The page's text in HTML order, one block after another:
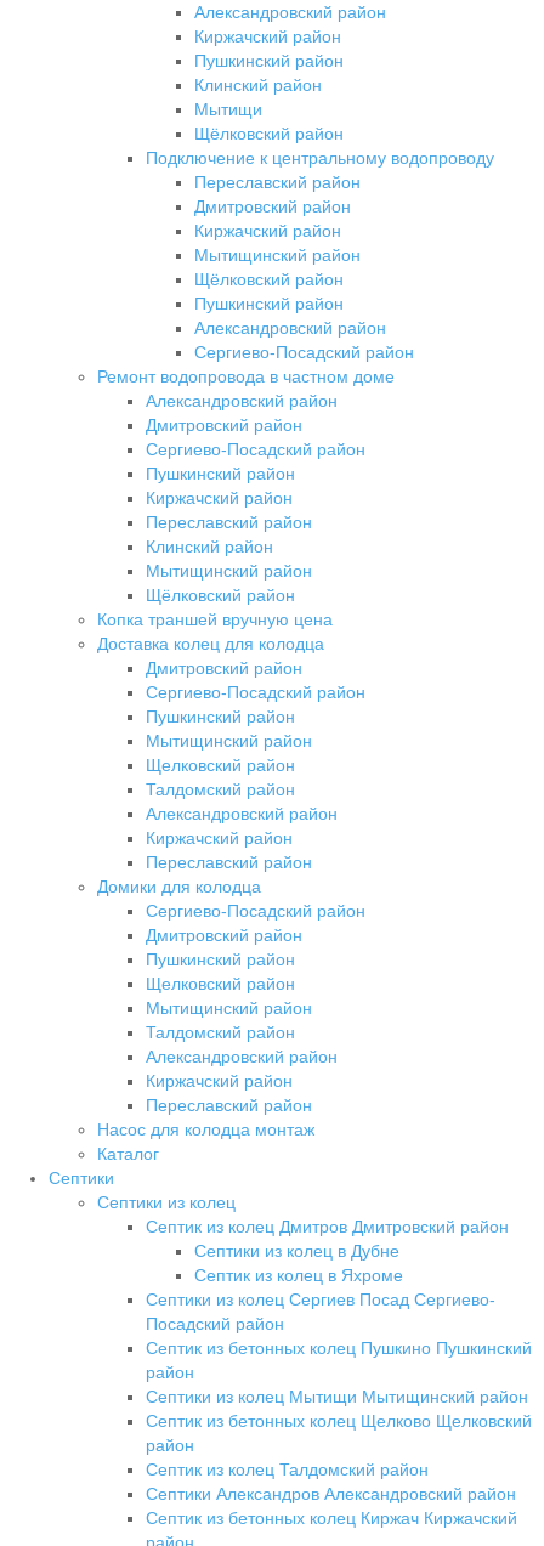
Александровский район
Киржачский район
Пушкинский район
Клинский район
Мытищи
Щёлковский район
Подключение к центральному водопроводу
Переславский район
Дмитровский район
Киржачский район
Мытищинский район
Щёлковский район
Пушкинский район
Александровский район
Сергиево-Посадский район
Ремонт водопровода в частном доме
Александровский район
Дмитровский район
Сергиево-Посадский район
Пушкинский район
Киржачский район
Переславский район
Клинский район
Мытищинский район
Щёлковский район
Копка траншей вручную цена
Доставка колец для колодца
Дмитровский район
Сергиево-Посадский район
Пушкинский район
Мытищинский район
Щелковский район
Талдомский район
Александровский район
Киржачский район
Переславский район
Домики для колодца
Сергиево-Посадский район
Дмитровский район
Пушкинский район
Щелковский район
Мытищинский район
Талдомский район
Александровский район
Киржачский район
Переславский район
Насос для колодца монтаж
Каталог
Септики
Септики из колец
Септик из колец Дмитров Дмитровский район
Септики из колец в Дубне
Септик из колец в Яхроме
Септики из колец Сергиев Посад Сергиево-
Посадский район
Септик из бетонных колец Пушкино Пушкинский
район
Септики из колец Мытищи Мытищинский район
Септик из бетонных колец Щелково Щелковский
район
Септик из колец Талдомский район
Септики Александров Александровский район
Септик из бетонных колец Киржач Киржачский